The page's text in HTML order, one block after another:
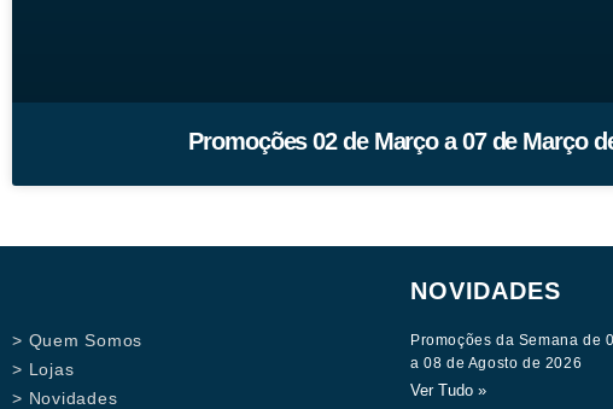
Promoções 02 de Março a 07 de Março
> Quem Somos
> Lojas
> Novidades
NOVIDADES
Promoções da Semana de
a 08 de Agosto de 2026
Ver Tudo »